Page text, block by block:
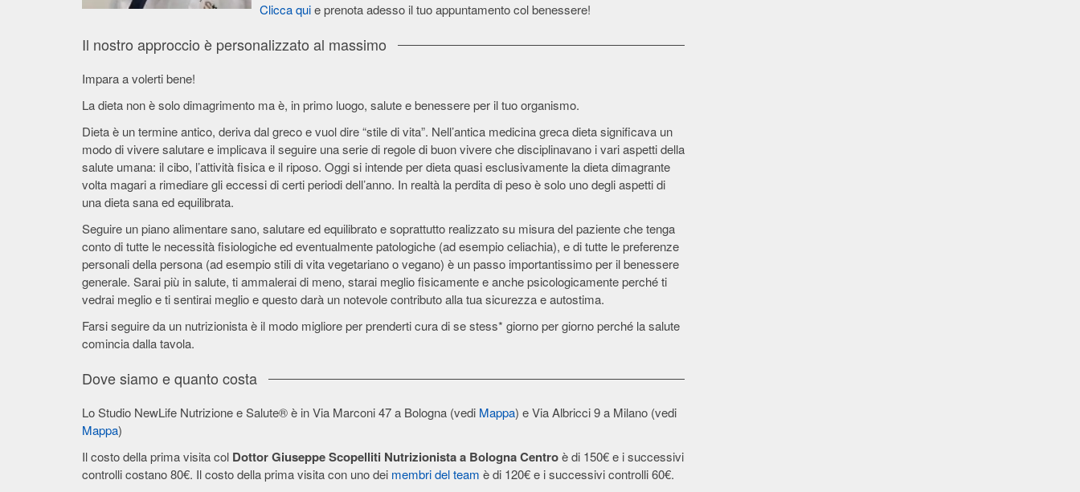
Clicca quie prenota adesso il tuo appuntamento col benessere!
Il nostro approccio è personalizzato al massimo
Impara a volerti bene!
La dieta non è solo dimagrimento ma è, in primo luogo, salute e benessere per il tuo organismo.
Dieta è un termine antico, deriva dal greco e vuol dire “stile di vita”. Nell’antica medicina greca dieta significava un
modo di vivere salutare e implicava il seguire una serie di regole di buon vivere che disciplinavano i vari aspetti della
salute umana: il cibo, l’attività fisica e il riposo. Oggi si intende per dieta quasi esclusivamente la dieta dimagrante
volta magari a rimediare gli eccessi di certi periodi dell’anno. In realtà la perdita di peso è solo uno degli aspetti di
una dieta sana ed equilibrata.
Seguire un piano alimentare sano, salutare ed equilibrato e soprattutto realizzato su misura del paziente che tenga
conto di tutte le necessità fisiologiche ed eventualmente patologiche (ad esempio celiachia), e di tutte le preferenze
personali della persona (ad esempio stili di vita vegetariano o vegano) è un passo importantissimo per il benessere
generale. Sarai più in salute, ti ammalerai di meno, starai meglio fisicamente e anche psicologicamente perché ti
vedrai meglio e ti sentirai meglio e questo darà un notevole contributo alla tua sicurezza e autostima.
Farsi seguire da un nutrizionista è il modo migliore per prenderti cura di se stess* giorno per giorno perché la salute
comincia dalla tavola.
Dove siamo e quanto costa
Lo Studio NewLife Nutrizione e Salute® è in Via Marconi 47 a Bologna (vedi Mappa) e Via Albricci 9 a Milano (vedi
Mappa)
Il costo della prima visita col Dottor Giuseppe Scopelliti Nutrizionista a BolognaCentroè di 150€ e i successivi
controlli costano 80€. Il costo della prima visita con uno dei membri del team è di 120€ e i successivi controlli 60€.